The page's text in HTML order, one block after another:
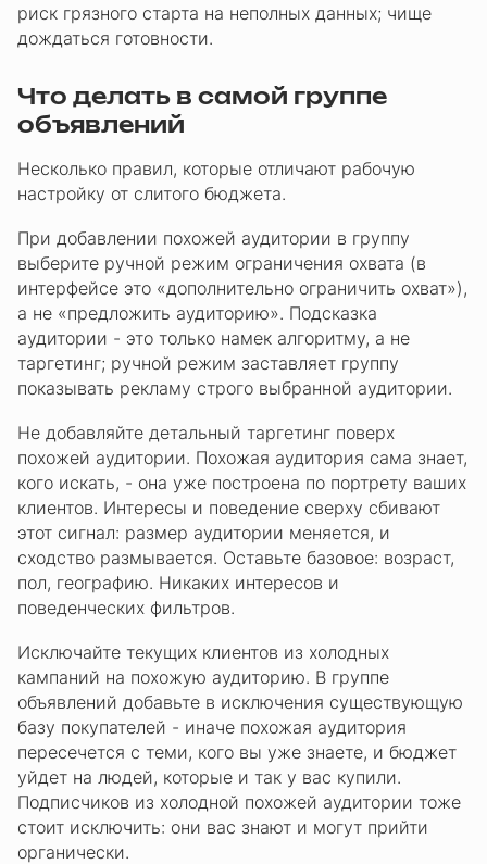
риск грязного старта на неполных данных; чище
дождаться готовности.
Что делать в самой группе
объявлений
Несколько правил, которые отличают рабочую
настройку от слитого бюджета.
При добавлении похожей аудитории в группу
выберите ручной режим ограничения охвата (в
интерфейсе это «дополнительно ограничить охват»),
а не «предложить аудиторию». Подсказка
аудитории - это только намек алгоритму, а не
таргетинг; ручной режим заставляет группу
показывать рекламу строго выбранной аудитории.
Не добавляйте детальный таргетинг поверх
похожей аудитории. Похожая аудитория сама знает,
кого искать, - она уже построена по портрету ваших
клиентов. Интересы и поведение сверху сбивают
этот сигнал: размер аудитории меняется, и
сходство размывается. Оставьте базовое: возраст,
пол, географию. Никаких интересов и
поведенческих фильтров.
Исключайте текущих клиентов из холодных
кампаний на похожую аудиторию. В группе
объявлений добавьте в исключения существующую
базу покупателей - иначе похожая аудитория
пересечется с теми, кого вы уже знаете, и бюджет
уйдет на людей, которые и так у вас купили.
Подписчиков из холодной похожей аудитории тоже
стоит исключить: они вас знают и могут прийти
органически.